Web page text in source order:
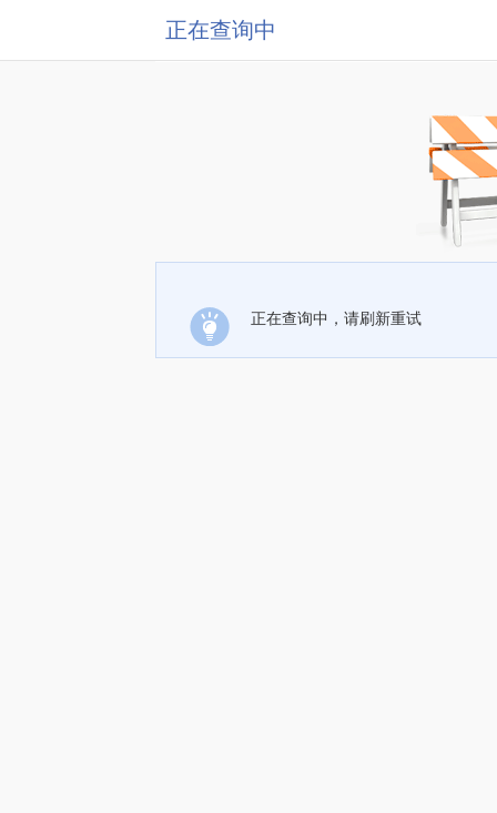
正在查询中
正在查询中，请刷新重试